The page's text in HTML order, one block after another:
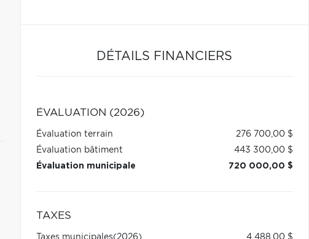
DÉTAILS FINANCIERS
ÉVALUATION (2026)
Évaluation terrain
276 700,00 $
Évaluation bâtiment
443 300,00 $
Évaluation municipale
720 000,00 $
TAXES
Taxes municipales(2026) 4 488,00 $